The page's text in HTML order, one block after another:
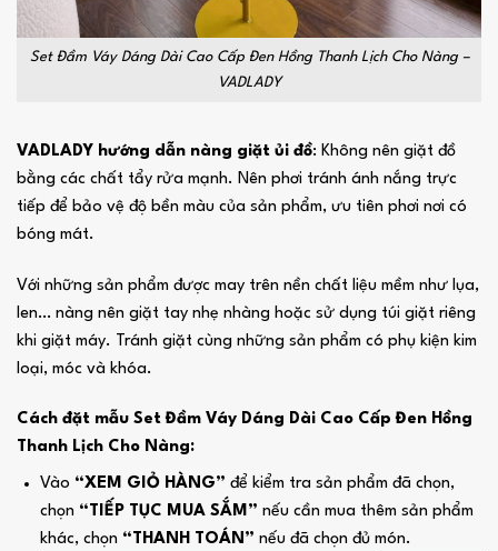
Set Đầm Váy Dáng Dài Cao Cấp Đen Hồng Thanh Lịch Cho Nàng –
VADLADY
VADLADY hướng dẫn nàng giặt ủi đồ: Không nên giặt đồ
bằng các chất tẩy rửa mạnh. Nên phơi tránh ánh nắng trực
tiếp để bảo vệ độ bền màu của sản phẩm, ưu tiên phơi nơi có
bóng mát.
Với những sản phẩm được may trên nền chất liệu mềm như lụa,
len… nàng nên giặt tay nhẹ nhàng hoặc sử dụng túi giặt riêng
khi giặt máy. Tránh giặt cùng những sản phẩm có phụ kiện kim
loại, móc và khóa.
Cách đặt mẫu Set Đầm Váy Dáng Dài Cao Cấp Đen Hồng
Thanh Lịch Cho Nàng:
Vào “XEM GIỎ HÀNG” để kiểm tra sản phẩm đã chọn,
chọn “TIẾP TỤC MUA SẮM” nếu cần mua thêm sản phẩm
khác, chọn “THANH TOÁN” nếu đã chọn đủ món.